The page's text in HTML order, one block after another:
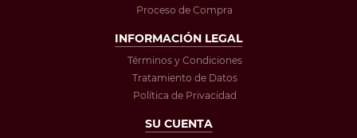
Proceso de Compra
INFORMACIÓN LEGAL
Términos y Condiciones
Tratamiento de Datos
Política de Privacidad
SU CUENTA